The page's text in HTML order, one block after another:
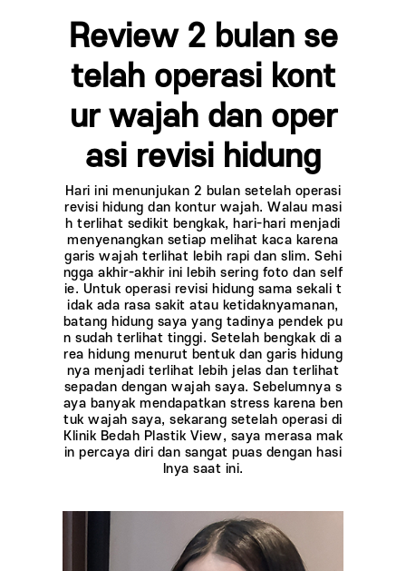
Review 2 bulan se
telah operasi kont
ur wajah dan oper
asi revisi hidung
Hari ini menunjukan 2 bulan setelah operasi
revisi hidung dan kontur wajah. Walau masi
h terlihat sedikit bengkak, hari-hari menjadi
menyenangkan setiap melihat kaca karena
garis wajah terlihat lebih rapi dan slim. Sehi
ngga akhir-akhir ini lebih sering foto dan self
ie. Untuk operasi revisi hidung sama sekali t
idak ada rasa sakit atau ketidaknyamanan,
batang hidung saya yang tadinya pendek pu
n sudah terlihat tinggi. Setelah bengkak di a
rea hidung menurut bentuk dan garis hidung
nya menjadi terlihat lebih jelas dan terlihat
sepadan dengan wajah saya. Sebelumnya s
aya banyak mendapatkan stress karena ben
tuk wajah saya, sekarang setelah operasi di
Klinik Bedah Plastik View, saya merasa mak
in percaya diri dan sangat puas dengan hasi
lnya saat ini.